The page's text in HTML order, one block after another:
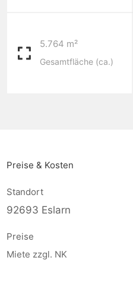
5.764 m²
Gesamtfläche (ca.)
Preise & Kosten
Standort
92693 Eslarn
Preise
Miete zzgl. NK